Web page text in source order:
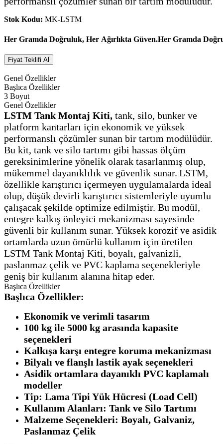
Stok Kodu: MK-LSTM
Her Gramda Doğruluk, Her Ağırlıkta Güven.Her Gramda
Fiyat Teklifi Al
Genel Özellikler
Başlıca Özellikler
3 Boyut
Genel Özellikler
LSTM Tank Montaj Kiti, tank, silo, bunker ve
platform kantarları için ekonomik ve yüksek
performanslı çözümler sunan bir tartım modülüdür.
Bu kit, tank ve silo tartımı gibi hassas ölçüm
gereksinimlerine yönelik olarak tasarlanmış olup,
mükemmel dayanıklılık ve güvenlik sunar. LSTM,
özellikle karıştırıcı içermeyen uygulamalarda ideal
olup, düşük devirli karıştırıcı sistemleriyle uyumlu
çalışacak şekilde optimize edilmiştir. Bu modül,
entegre kalkış önleyici mekanizması sayesinde
güvenli bir kullanım sunar. Yüksek korozif ve asidik
ortamlarda uzun ömürlü kullanım için üretilen
LSTM Tank Montaj Kiti, boyalı, galvanizli,
paslanmaz çelik ve PVC kaplama seçenekleriyle
geniş bir kullanım alanına hitap eder.
Başlıca Özellikler
Başlıca Özellikler:
Ekonomik ve verimli tasarım
100 kg ile 5000 kg arasında kapasite
seçenekleri
Kalkışa karşı entegre koruma mekanizması
Bilyalı ve flanşlı lastik ayak seçenekleri
Asidik ortamlara dayanıklı PVC kaplamalı
modeller
Tip: Lama Tipi Yük Hücresi (Load Cell)
Kullanım Alanları: Tank ve Silo Tartımı
Malzeme Seçenekleri: Boyalı, Galvaniz,
Paslanmaz Çelik